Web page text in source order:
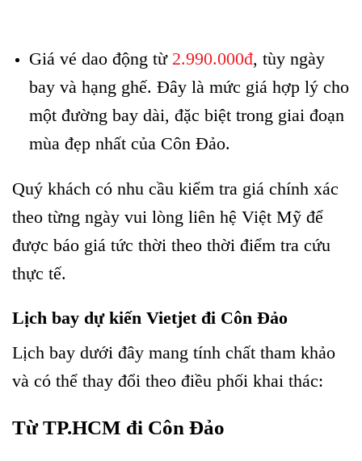
Giá vé dao động từ 2.990.000đ, tùy ngày
bay và hạng ghế. Đây là mức giá hợp lý cho
một đường bay dài, đặc biệt trong giai đoạn
mùa đẹp nhất của Côn Đảo.
Quý khách có nhu cầu kiểm tra giá chính xác
theo từng ngày vui lòng liên hệ Việt Mỹ để
được báo giá tức thời theo thời điểm tra cứu
thực tế.
Lịch bay dự kiến Vietjet đi Côn Đảo
Lịch bay dưới đây mang tính chất tham khảo
và có thể thay đổi theo điều phối khai thác:
Từ TP.HCM đi Côn Đảo